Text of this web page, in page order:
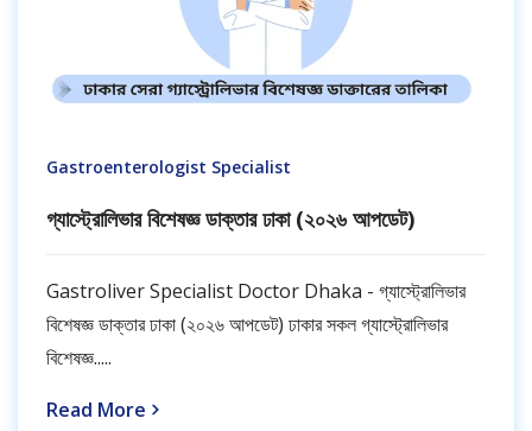
Gastroenterologist Specialist
গ্যাস্ট্রোলিভার বিশেষজ্ঞ ডাক্তার ঢাকা (২০২৬ আপডেট)
Gastroliver Specialist Doctor Dhaka - গ্যাস্ট্রোলিভার
বিশেষজ্ঞ ডাক্তার ঢাকা (২০২৬ আপডেট) ঢাকার সকল গ্যাস্ট্রোলিভার
বিশেষজ্ঞ.....
Read More